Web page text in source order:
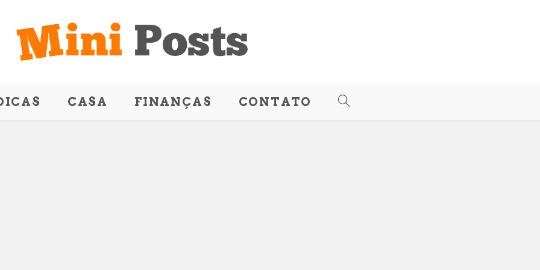
CASA FINANÇAS CONTATO ALTERNAR